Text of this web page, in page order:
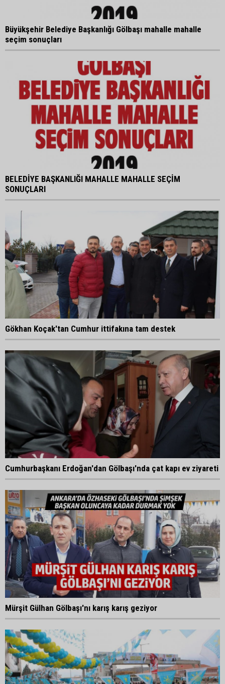
Büyükşehir Belediye Başkanlığı Gölbaşı mahalle mahalle
seçim sonuçları
BELEDİYE BAŞKANLIĞI MAHALLE MAHALLE SEÇİM
SONUÇLARI
Gökhan Koçak'tan Cumhur ittifakına tam destek
Cumhurbaşkanı Erdoğan'dan Gölbaşı'nda çat kapı ev ziyareti
Mürşit Gülhan Gölbaşı'nı karış karış geziyor